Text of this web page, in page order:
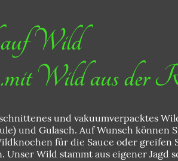
Wild
Wild aus der
und vakuumverpacktes
und Gulasch. Auf Wunsch können
für die Sauce oder greifen
Wild stammt aus eigener Jagd